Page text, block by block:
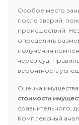
Особое место
после аварий,
происшествий.
определить
получения
через суд.
вероятность
Оценка
стоимости
сравнительного,
Комплексный